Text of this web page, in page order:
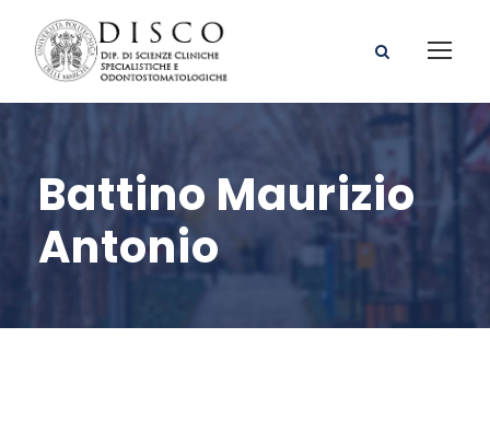
Battino Maurizio
Antonio